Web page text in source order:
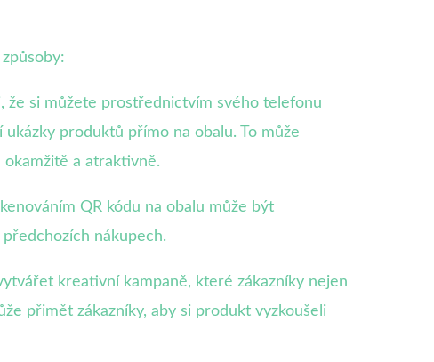
že si můžete prostřednictvím svého telefonu
produktů přímo na obalu. To může
a atraktivně.
QR kódu na obalu může být
nákupech.
kreativní kampaně, které zákazníky nejen
přimět zákazníky, aby si produkt vyzkoušeli